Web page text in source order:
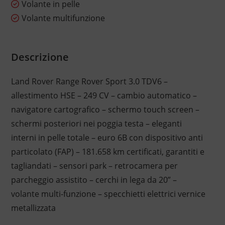
Volante in pelle
Volante multifunzione
Descrizione
Land Rover Range Rover Sport 3.0 TDV6 –
allestimento HSE – 249 CV – cambio automatico –
navigatore cartografico – schermo touch screen –
schermi posteriori nei poggia testa – eleganti
interni in pelle totale – euro 6B con dispositivo anti
particolato (FAP) – 181.658 km certificati, garantiti e
tagliandati – sensori park – retrocamera per
parcheggio assistito – cerchi in lega da 20” –
volante multi-funzione – specchietti elettrici vernice
metallizzata